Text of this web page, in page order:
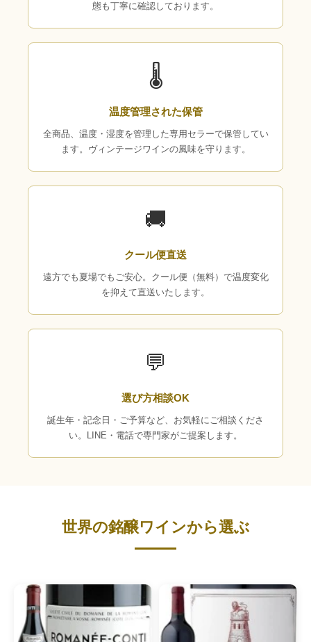
態も丁寧に確認しております。
🌡
温度管理された保管
全商品、温度・湿度を管理した専用セラーで保管してい
ます。ヴィンテージワインの風味を守ります。
🚚
クール便直送
遠方でも夏場でもご安心。クール便（無料）で温度変化
を抑えて直送いたします。
💬
選び方相談OK
誕生年・記念日・ご予算など、お気軽にご相談くださ
い。LINE・電話で専門家がご提案します。
世界の銘醸ワインから選ぶ